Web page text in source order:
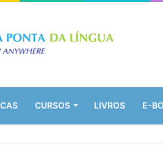
CURSOS LIVROS E-